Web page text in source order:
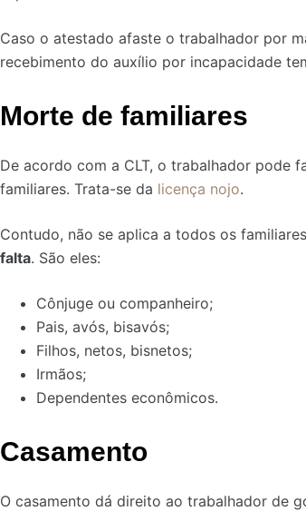
Caso o atestado afaste o trabalhador por
recebimento do auxílio por incapacidade
Morte de familiares
De acordo com a CLT, o trabalhador pode
familiares. Trata-se da licença nojo.
Contudo, não se aplica a todos os
falta. São eles:
Cônjuge ou companheiro;
Pais, avós, bisavós;
Filhos, netos, bisnetos;
Irmãos;
Dependentes econômicos.
Casamento
O casamento dá direito ao trabalhador de